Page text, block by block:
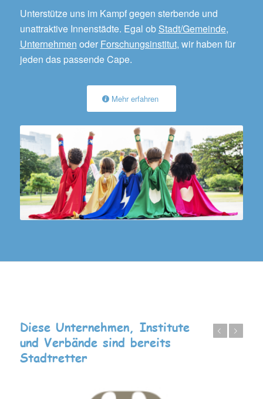
Unterstütze uns im Kampf gegen sterbende und
unattraktive Innenstädte. Egal ob Stadt/Gemeinde,
Unternehmen oder Forschungsinstitut, wir haben für
jeden das passende Cape.
Mehr erfahren
Diese Unternehmen, Institute
und Verbände sind bereits
Stadtretter
ZurückWeiter